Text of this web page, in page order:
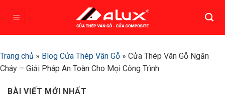
Trang chủ » Blog Cửa Thép Vân Gỗ » Cửa Thép Vân Gỗ Ngăn
Cháy – Giải Pháp An Toàn Cho Mọi Công Trình
BÀI VIẾT MỚI NHẤT